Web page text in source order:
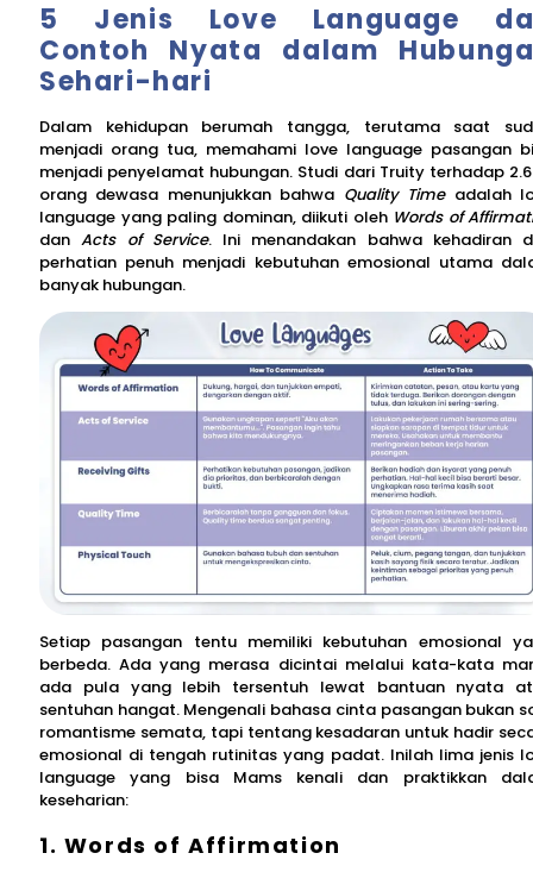
5 Jenis Love Language
Contoh Nyata dalam
Sehari-hari
Dalam kehidupan berumah tangga, terutama saat
menjadi orang tua, memahami love language pasangan
menjadi penyelamat hubungan. Studi dari Truity terhadap
orang dewasa menunjukkan bahwa Quality Timeadalah
language yang paling dominan, diikuti oleh Words of
danActs of Service. Ini menandakan bahwa kehadiran
perhatian penuh menjadi kebutuhan emosional utama
banyak hubungan.
Setiap pasangan tentu memiliki kebutuhan emosional
berbeda. Ada yang merasa dicintai melalui kata-kata
ada pula yang lebih tersentuh lewat bantuan nyata
sentuhan hangat. Mengenali bahasa cinta pasangan bukan
romantisme semata, tapi tentang kesadaran untuk hadir
emosional di tengah rutinitas yang padat. Inilah lima jenis
language yang bisa Mams kenali dan praktikkan
keseharian:
1. Words of Affirmation